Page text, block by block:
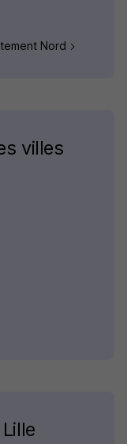
Nord
villes